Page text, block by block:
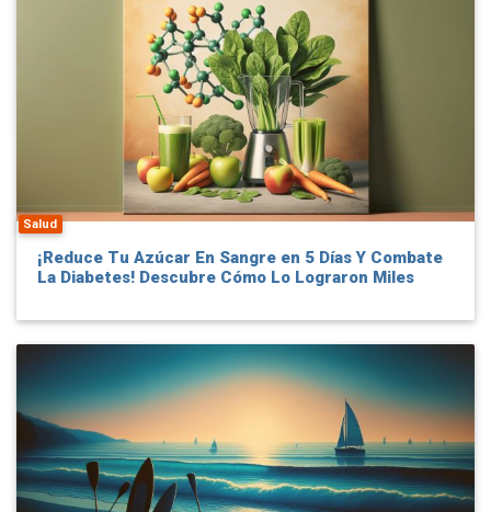
Salud
¡Reduce Tu Azúcar En Sangre en 5 Días Y Combate
La Diabetes! Descubre Cómo Lo Lograron Miles